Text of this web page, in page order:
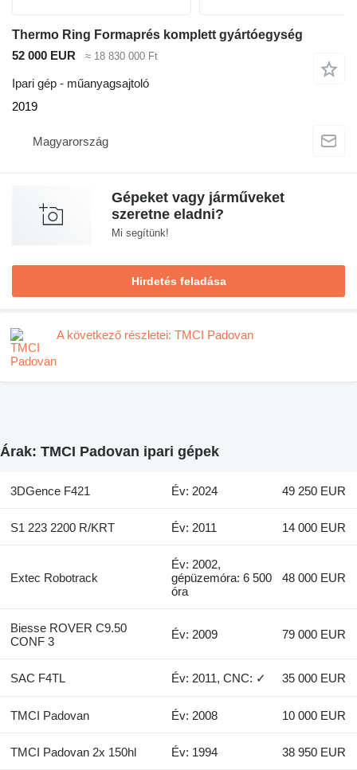
Thermo Ring Formaprés komplett gyártóegység
52 000 EUR
≈ 18 830 000 Ft
Ipari gép - műanyagsajtoló
2019
Magyarország
Gépeket vagy járműveket
szeretne eladni?
Mi segítünk!
Hirdetés feladása
A következő részletei: TMCI Padovan
Árak: TMCI Padovan ipari gépek
3DGence F421 Év: 2024 49 250 EUR
S1 223 2200 R/KRT Év: 2011 14 000 EUR
Extec Robotrack
Év: 2002,
gépüzemóra: 6 500
óra
48 000 EUR
Biesse ROVER C9.50
CONF 3
Év: 2009 79 000 EUR
SAC F4TL Év: 2011, CNC: ✓ 35 000 EUR
TMCI Padovan Év: 2008 10 000 EUR
TMCI Padovan 2x 150hl Év: 1994 38 950 EUR